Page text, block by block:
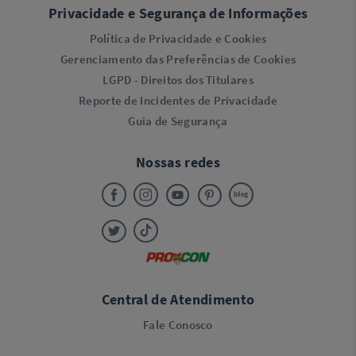
Privacidade e Segurança de Informações
Política de Privacidade e Cookies
Gerenciamento das Preferências de Cookies
LGPD - Direitos dos Titulares
Reporte de Incidentes de Privacidade
Guia de Segurança
Nossas redes
Central de Atendimento
Fale Conosco